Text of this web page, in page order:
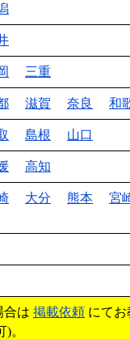
三重
滋賀 奈良 和
島根 山口
高知
大分 熊本
宮
合は 掲載依頼 にて
。